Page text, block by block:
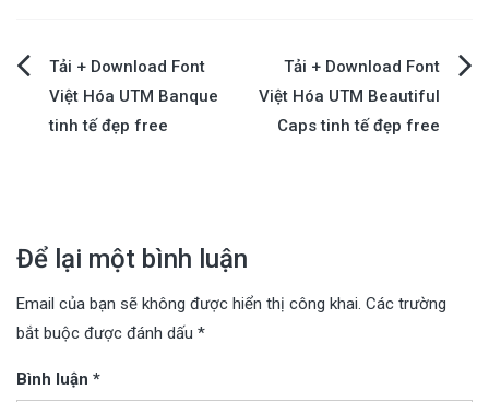
Điều
hướng
Tải + Download Font
Việt Hóa UTM Banque
tinh tế đẹp free
Tải + Download Font
Việt Hóa UTM Beautiful
Caps tinh tế đẹp free
Để lại một bình luận
Email của bạn sẽ không được hiển thị công khai. Các trường
bắt buộc được đánh dấu *
Bình luận *